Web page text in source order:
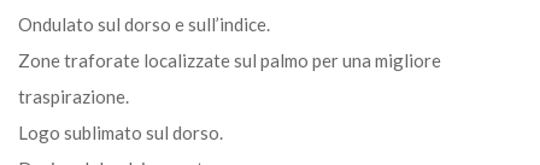
Ondulato sul dorso e sull’indice.
Zone traforate localizzate sul palmo per una migliore
traspirazione.
Logo sublimato sul dorso.